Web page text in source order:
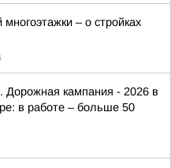
– о стройках
Дорожная кампания - 2026 в
в работе – больше 50